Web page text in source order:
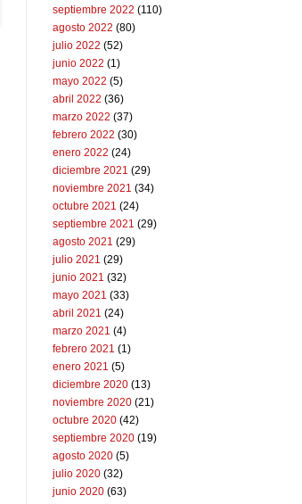
septiembre 2022 (110)
agosto 2022 (80)
julio 2022 (52)
junio 2022 (1)
mayo 2022 (5)
abril 2022 (36)
marzo 2022 (37)
febrero 2022 (30)
enero 2022 (24)
diciembre 2021 (29)
noviembre 2021 (34)
octubre 2021 (24)
septiembre 2021 (29)
agosto 2021 (29)
julio 2021 (29)
junio 2021 (32)
mayo 2021 (33)
abril 2021 (24)
marzo 2021 (4)
febrero 2021 (1)
enero 2021 (5)
diciembre 2020 (13)
noviembre 2020 (21)
octubre 2020 (42)
septiembre 2020 (19)
agosto 2020 (5)
julio 2020 (32)
junio 2020 (63)